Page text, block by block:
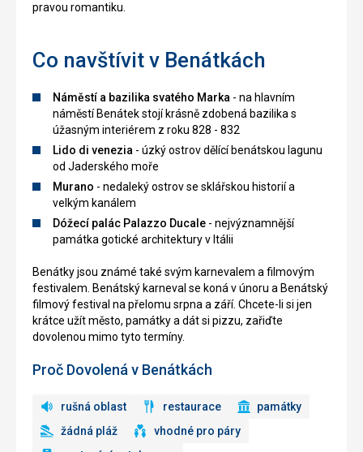
pravou romantiku.
Co navštívit v Benátkách
Náměstí a bazilika svatého Marka - na hlavním
náměstí Benátek stojí krásně zdobená bazilika s
úžasným interiérem z roku 828 - 832
Lido di venezia - úzký ostrov dělící benátskou lagunu
od Jaderského moře
Murano - nedaleký ostrov se sklářskou historií a
velkým kanálem
Dóžecí palác Palazzo Ducale - nejvýznamnější
památka gotické architektury v Itálii
Benátky jsou známé také svým karnevalem a filmovým
festivalem. Benátský karneval se koná v únoru a Benátský
filmový festival na přelomu srpna a září. Chcete-li si jen
krátce užít město, památky a dát si pizzu, zařiďte
dovolenou mimo tyto termíny.
Proč Dovolená v Benátkách
rušná oblast restaurace
památky
žádná pláž
vhodné pro páry